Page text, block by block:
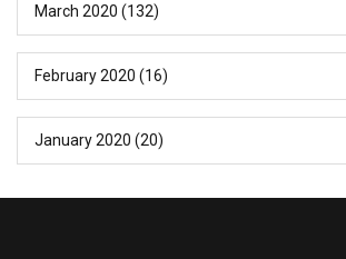
March 2020 (132)
February 2020 (16)
January 2020 (20)